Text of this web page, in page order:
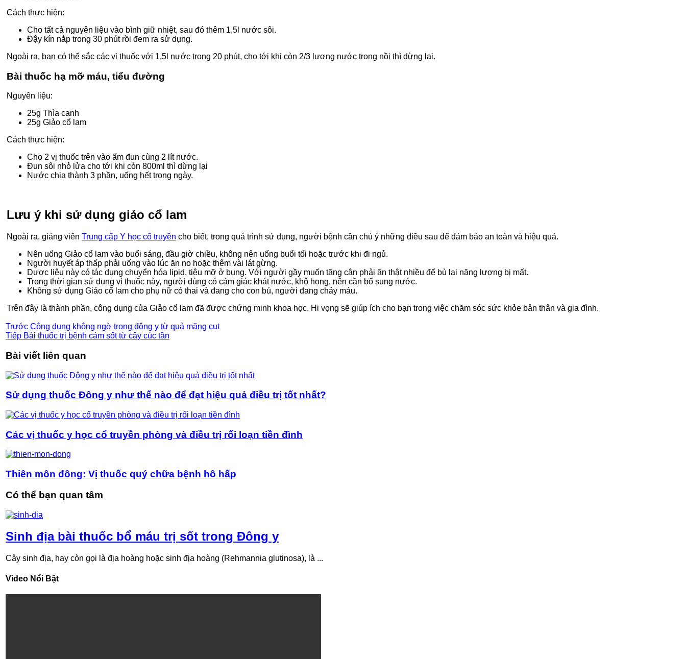
Cách thực hiện:
Cho tất cả nguyên liệu vào bình giữ nhiệt, sau đó thêm 1,5l nước sôi.
Đậy kín nắp trong 30 phút rồi đem ra sử dụng.
Ngoài ra, bạn có thể sắc các vị thuốc với 1,5l nước trong 20 phút, cho tới khi còn 2/3 lượng nước trong nồi thì dừng lại.
Bài thuốc hạ mỡ máu, tiểu đường
Nguyên liệu:
25g Thìa canh
25g Giảo cổ lam
Cách thực hiện:
Cho 2 vị thuốc trên vào ấm đun cùng 2 lít nước.
Đun sôi nhỏ lửa cho tới khi còn 800ml thì dừng lại
Nước chia thành 3 phần, uống hết trong ngày.
Lưu ý khi sử dụng giảo cổ lam
Ngoài ra, giảng viên Trung cấp Y học cổ truyền cho biết, trong quá trình sử dụng, người bệnh cần chú ý những điều sau để đảm bảo an toàn và hiệu quả.
Nên uống Giảo cổ lam vào buổi sáng, đầu giờ chiều, không nên uống buổi tối hoặc trước khi đi ngủ.
Người huyết áp thấp phải uống vào lúc ăn no hoặc thêm vài lát gừng.
Dược liệu này có tác dụng chuyển hóa lipid, tiêu mỡ ở bụng. Với người gầy muốn tăng cân phải ăn thật nhiều để bù lại năng lượng bị mất.
Trong thời gian sử dụng vị thuốc này, người dùng có cảm giác khát nước, khô họng, nên cần bổ sung nước.
Không sử dụng Giảo cổ lam cho phụ nữ có thai và đang cho con bú, người đang chảy máu.
Trên đây là thành phần, công dụng của Giảo cổ lam đã được chứng minh khoa học. Hi vọng sẽ giúp ích cho bạn trong việc chăm sóc sức khỏe bản thân và gia đình.
Trước Công dụng không ngờ trong đông y từ quả măng cụt
Tiếp Bài thuốc trị bệnh cảm sốt từ cây cúc tần
Bài viết liên quan
Sử dụng thuốc Đông y như thế nào để đạt hiệu quả điều trị tốt nhất?
Các vị thuốc y học cổ truyền phòng và điều trị rối loạn tiền đình
Thiên môn đông: Vị thuốc quý chữa bệnh hô hấp
Có thể bạn quan tâm
Sinh địa bài thuốc bổ máu trị sốt trong Đông y
Cây sinh địa, hay còn gọi là địa hoàng hoặc sinh địa hoàng (Rehmannia glutinosa), là ...
Video Nổi Bật